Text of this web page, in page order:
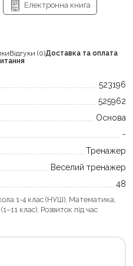
Електронна книга
Відгуки (0)Доставка та оплата
523196
525962
Основа
-
Тренажер
Веселий тренажер
48
1-4 клас (НУШ), Математика,
клас), Розвиток під час